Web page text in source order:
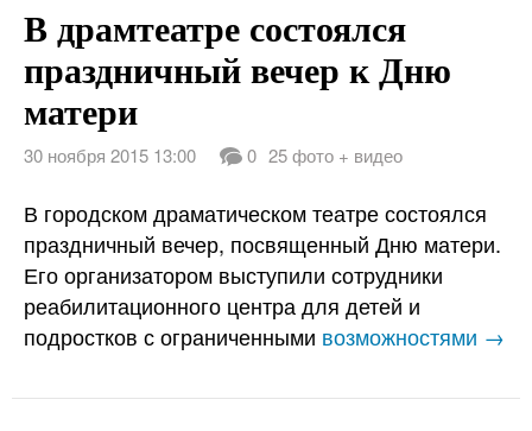
В драмтеатре состоялся
праздничный вечер к Дню
матери
30 ноября 2015 13:00 0 25 фото + видео
В городском драматическом театре состоялся
праздничный вечер, посвященный Дню матери.
Его организатором выступили сотрудники
реабилитационного центра для детей и
подростков с ограниченными возможностями →